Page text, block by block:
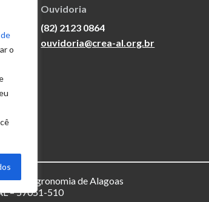
o
Ouvidoria
(82) 2123 0864
ouvidoria@crea-al.org.br
e Agronomia de Alagoas
– 57051-510